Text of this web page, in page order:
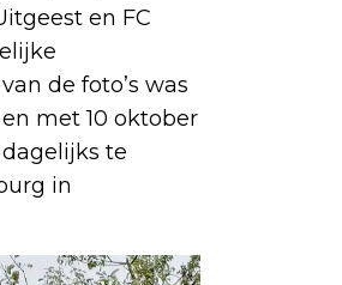
en FC
de foto’s was
met 10 oktober
dagelijks te
in